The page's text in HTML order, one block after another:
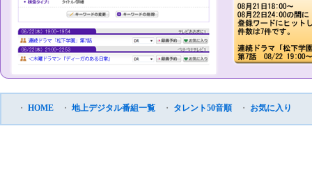
・ HOME ・ 地上デジタル番組一覧 ・ タレント50音順 ・ お気に入り